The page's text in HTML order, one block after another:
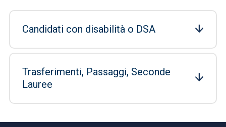
Candidati con disabilità o DSA
Trasferimenti, Passaggi, Seconde
Lauree